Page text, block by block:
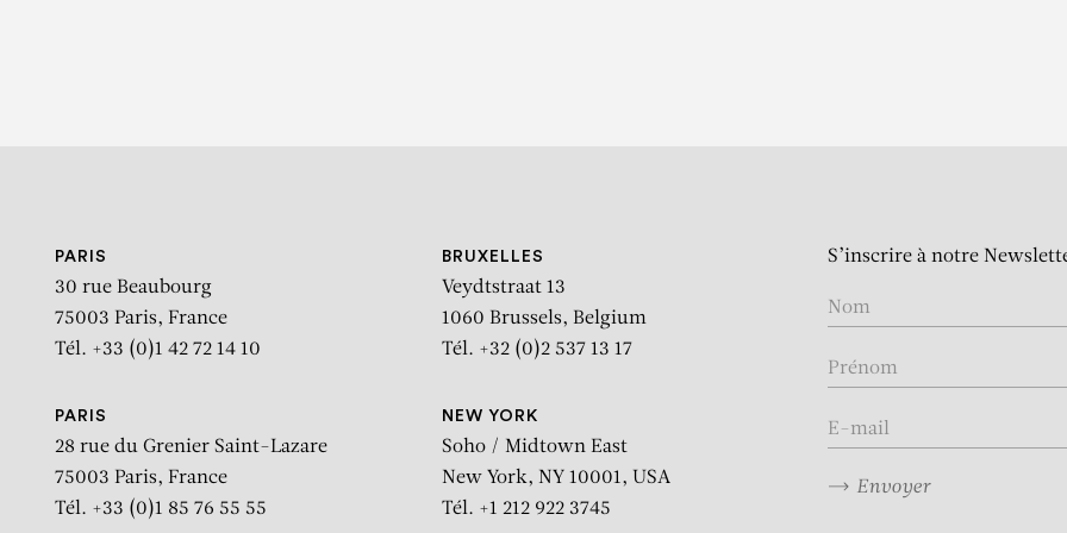
PARIS
30 rue Beaubourg
75003 Paris, France
Tél. +33 (0)1 42 72 14 10
BRUXELLES
Veydtstraat 13
1060 Brussels, Belgium
Tél. +32 (0)2 537 13 17
PARIS
28 rue du Grenier Saint-Lazare
75003 Paris, France
Tél. +33 (0)1 85 76 55 55
NEW YORK
Soho / Midtown East
New York, NY 10001, USA
Tél. +1 212 922 3745
S’inscrire à notre
Envoyer